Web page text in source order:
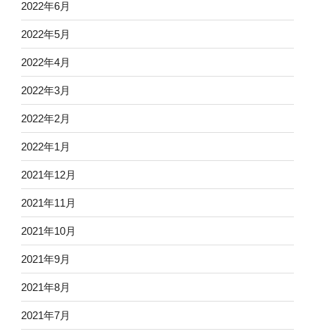
2022年6月
2022年5月
2022年4月
2022年3月
2022年2月
2022年1月
2021年12月
2021年11月
2021年10月
2021年9月
2021年8月
2021年7月